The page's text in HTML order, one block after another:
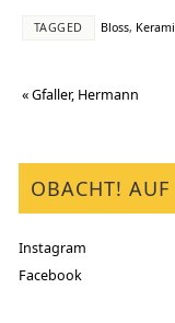
TAGGED Bloss,
«Gfaller, Hermann
OBACHT!
Instagram
Facebook